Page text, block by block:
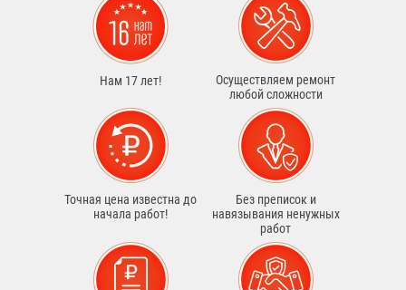
Нам 17 лет!
Осуществляем ремонт
любой сложности
Точная цена известна до
начала работ!
Без преписок и
навязывания ненужных
работ